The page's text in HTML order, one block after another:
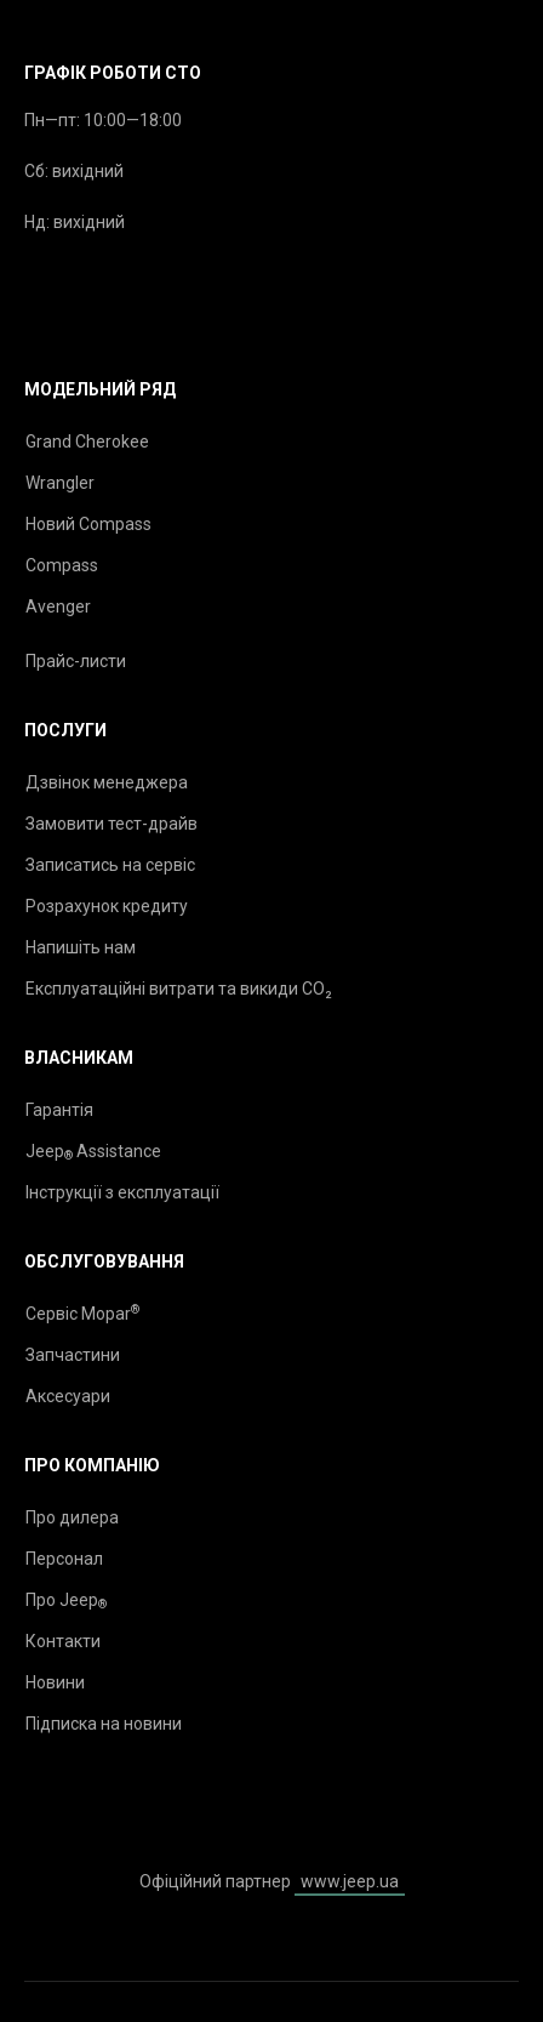
ГРАФІК РОБОТИ СТО
Пн—пт: 10:00—18:00
Сб: вихідний
Нд: вихідний
МОДЕЛЬНИЙ РЯД
Grand Cherokee
Wrangler
Новий Compass
Compass
Avenger
Прайс-листи
ПОСЛУГИ
Дзвінок менеджера
Замовити тест-драйв
Записатись на сервіс
Розрахунок кредиту
Напишіть нам
Експлуатаційні витрати та викиди CO₂
ВЛАСНИКАМ
Гарантія
Jeep® Assistance
Інструкції з експлуатації
ОБСЛУГОВУВАННЯ
Сервіс Mopar®
Запчастини
Аксесуари
ПРО КОМПАНІЮ
Про дилера
Персонал
Про Jeep®
Контакти
Новини
Підписка на новини
Офіційний партнер www.jeep.ua